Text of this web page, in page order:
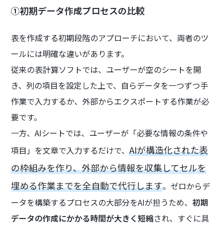
①初期データ作成プロセスの比較
表を作成する初期段階のアプローチにおいて、両者のツ
ールには明確な違いがあります。
従来の表計算ソフトでは、ユーザーが空のシートを開
き、列の項目を設定した上で、自らデータを一つずつ手
作業で入力するか、外部からエクスポートする作業が必
要です。
一方、AIシートでは、ユーザーが「必要な情報の条件や
項目」を文章で入力するだけで、AIが構造化された表
の枠組みを作り、外部から情報を収集してセルを
埋める作業までを全自動で代行します。ゼロからデ
ータを構築するプロセスの大部分をAIが担うため、初期
データの作成にかかる時間が大きく短縮され、すぐに具